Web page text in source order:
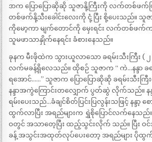
ဒာက ပြောပြောဆိုဆို သူဇာနို့ကြီးကို လက်တစ်ဖက်
တစ်ဖက်နို့သီးခေါင်းလေးကို ငုံ့ ပြီး စို့ပေးသည်။ သူဇ
ကိုမော့ကာ မျက်တောင်ကို မှေးရင်း လက်တစ်ဖ
သူမဖာသာနှိုက်နေရင်း ခံစားနေသည်။
ခုနက မီးဖိုထဲက သွားယူလာသော ခရမ်းသီးကြီး (
လက်မခန့်ရှိလေသည်။ ထိုစဉ် သူဇာက “ ကဲ…နန္ဒာ ခ
ရအောင်……” သူဇာက ပြောပြောဆိုဆို ခရမ်းသီးက
နန္ဒာအကွဲကြောင်းတလျှောက် ပွတ်ဆွဲ လိုက်သည်။
ရမ်းပေးသည်…ခံချင်စိတ်ပြင်းပြလွန်းသဖြင့် နန္ဒာ့
ထွက်လာပြီး အရည်များက ရွှဲစိုပြောင်လက်နေသည်။
ဝတွင် အသာတေ့ပြီး ထည့်သွင်းလိုက် သည်။ ပြီး ဝ
ခန့် အသွင်းအထုတ်လုပ်ပေးတော့ အရည်များ ပိုထွက်